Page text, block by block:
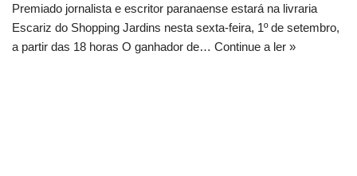
Premiado jornalista e escritor paranaense estará na livraria
Escariz do Shopping Jardins nesta sexta-feira, 1º de setembro,
a partir das 18 horas O ganhador de… Continue a ler »